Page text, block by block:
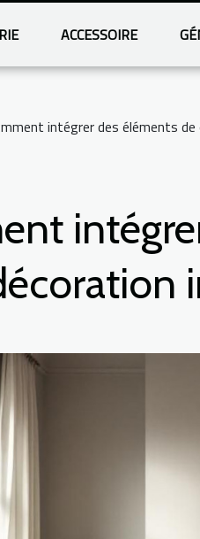
ACCESSOIRE
intégrer des éléments